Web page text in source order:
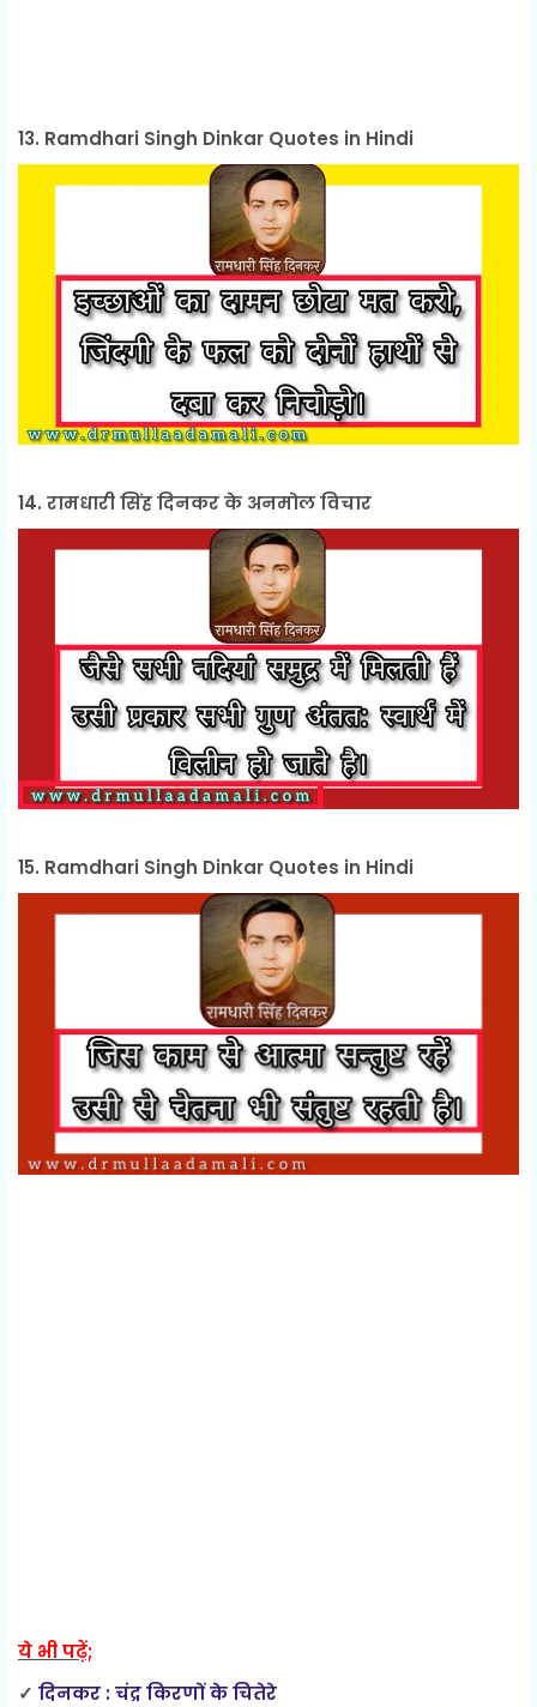
13. Ramdhari Singh Dinkar Quotes in Hindi
14. रामधारी सिंह दिनकर के अनमोल विचार
15. Ramdhari Singh Dinkar Quotes in Hindi
ये भी पढ़ें;
✓ दिनकर : चंद्र किरणों के चितेरे